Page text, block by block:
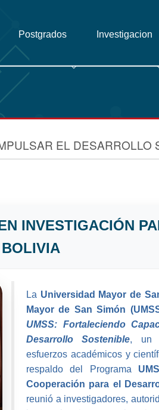
Postgrados Investigacion
EL DESARROLLO
INVESTIGACIÓN
La Universidad Mayor de
Mayor de San Simón
UMSS: Fortaleciendo
Desarrollo Sostenible, un
esfuerzos académicos y
respaldo del Programa
Cooperación para el
reunió a investigadores,